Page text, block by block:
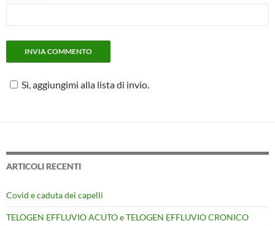
Sì, aggiungimi alla lista di invio.
ARTICOLI RECENTI
Covid e caduta dei capelli
TELOGEN EFFLUVIO ACUTO e TELOGEN EFFLUVIO CRONICO